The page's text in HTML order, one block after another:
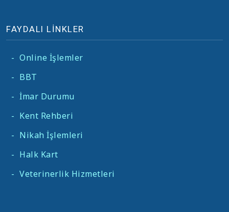
FAYDALI LİNKLER
- Online İşlemler
- BBT
- İmar Durumu
- Kent Rehberi
- Nikah İşlemleri
- Halk Kart
- Veterinerlik Hizmetleri